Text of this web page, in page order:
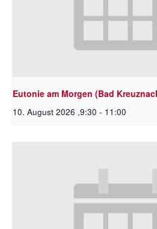
Eutonie am Morgen (Bad
10. August 2026 ,9:30 - 11:00